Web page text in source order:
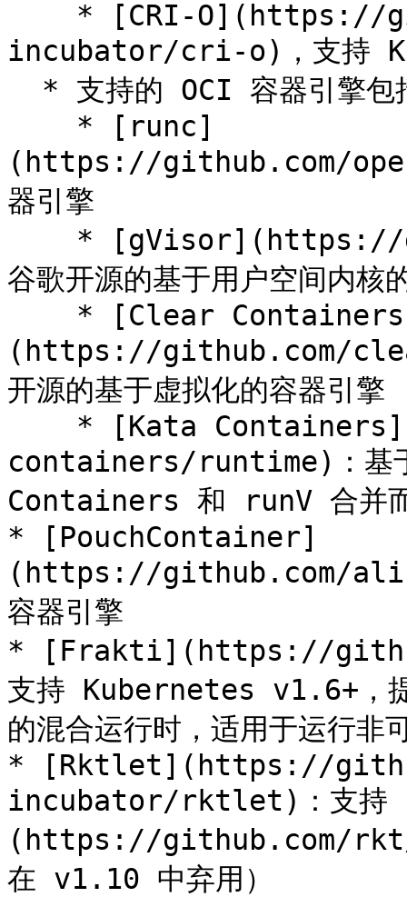
incubator/cri-o)，支持
(https://github.com/
器引擎
谷歌开源的基于用户空间内核
(https://github.com/
开源的基于虚拟化的容器引擎
containers/runtime)：基
Containers 和 runV 合并
* [PouchContainer]
(https://github.com/
容器引擎
* [Frakti](https://
支持 Kubernetes v1.6+
的混合运行时，适用于运行非
* [Rktlet](https://
incubator/rktlet)：支
(https://github.com/rkt/
在 v1.10 中弃用）